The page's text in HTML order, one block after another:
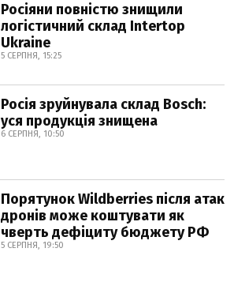
Росіяни повністю знищили
логістичний склад Intertop
Ukraine
5 СЕРПНЯ, 15:25
Росія зруйнувала склад Bosch:
уся продукція знищена
6 СЕРПНЯ, 10:50
Порятунок Wildberries після атак
дронів може коштувати як
чверть дефіциту бюджету РФ
5 СЕРПНЯ, 19:50